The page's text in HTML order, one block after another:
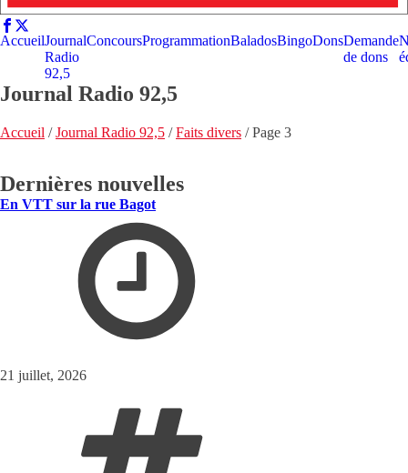
AccueilJournal
Radio
92,5
ConcoursProgrammationBaladosBingoDonsDemande
de dons
Journal Radio 92,5
Accueil /Journal Radio 92,5 /Faits divers /Page 3
Dernières nouvelles
En VTT sur la rue Bagot
21 juillet, 2026